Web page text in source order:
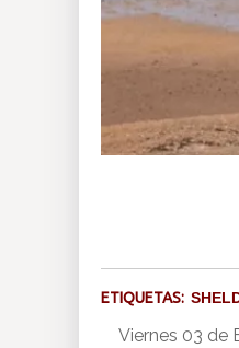
ETIQUETAS:
Viernes 03 de